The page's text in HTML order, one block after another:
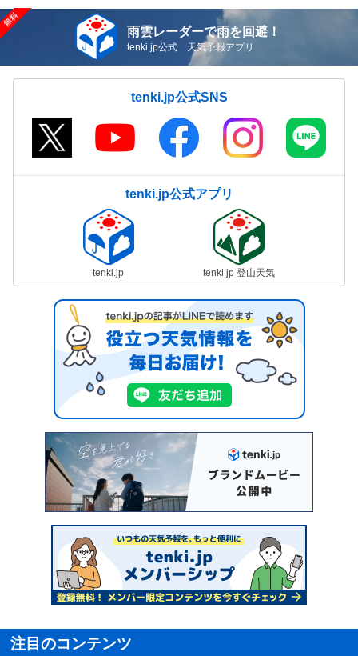
雨雲レーダーで雨を回避！
tenki.jp公式 天気予報アプリ
tenki.jp公式SNS
tenki.jp公式アプリ
tenki.jp tenki.jp 登山天気
注目のコンテンツ